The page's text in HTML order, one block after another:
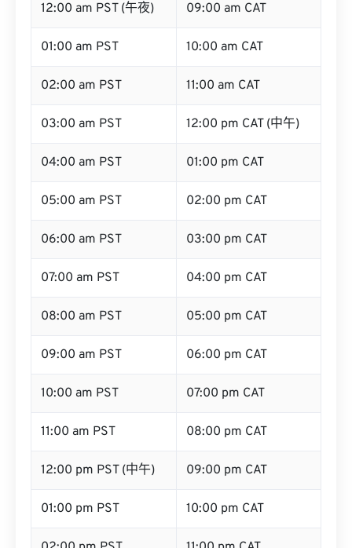
12:00 am PST (午夜) 09:00 am CAT
01:00 am PST 10:00 am CAT
02:00 am PST 11:00 am CAT
03:00 am PST 12:00 pm CAT (中午)
04:00 am PST 01:00 pm CAT
05:00 am PST 02:00 pm CAT
06:00 am PST 03:00 pm CAT
07:00 am PST 04:00 pm CAT
08:00 am PST 05:00 pm CAT
09:00 am PST 06:00 pm CAT
10:00 am PST 07:00 pm CAT
11:00 am PST 08:00 pm CAT
12:00 pm PST (中午) 09:00 pm CAT
01:00 pm PST 10:00 pm CAT